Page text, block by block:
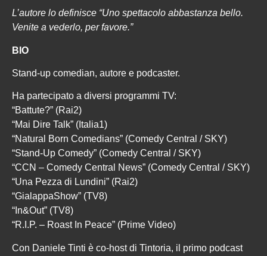
L’autore lo definisce “Uno spettacolo abbastanza bello.
Venite a vederlo, per favore.”
BIO
Stand-up comedian, autore e podcaster.
Ha partecipato a diversi programmi TV:
“Battute?” (Rai2)
“Mai Dire Talk” (Italia1)
“Natural Born Comedians” (Comedy Central / SKY)
“Stand-Up Comedy” (Comedy Central / SKY)
“CCN – Comedy Central News” (Comedy Central / SKY)
“Una Pezza di Lundini” (Rai2)
“GialappaShow” (TV8)
“In&Out” (TV8)
“R.I.P. – Roast In Peace” (Prime Video)
Con Daniele Tinti è co-host di Tintoria, il primo podcast